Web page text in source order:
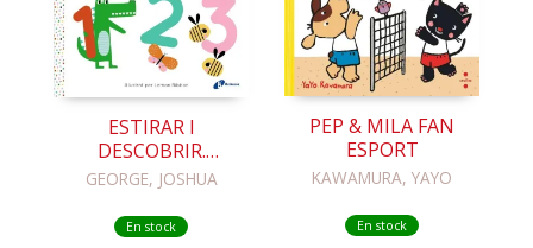
ESTIRAR I
DESCOBRIR.
APRENEM
GEORGE, JOSHUA
En stock
PEP & MILA FAN
ESPORT
KAWAMURA, YAYO
En stock